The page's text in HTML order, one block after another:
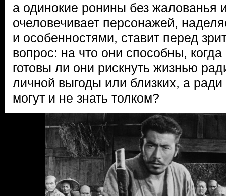
а одинокие ронины без жалованья
очеловечивает персонажей,
и особенностями, ставит перед
вопрос: на что они способны,
готовы ли они рискнуть жизнью
личной выгоды или близких, а
могут и не знать толком?